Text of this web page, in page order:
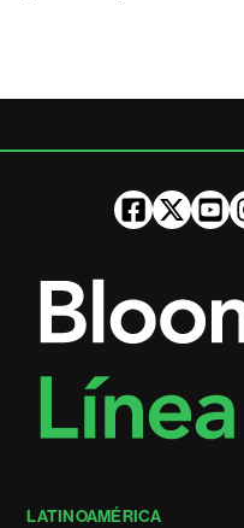
LATINOAMÉRICA